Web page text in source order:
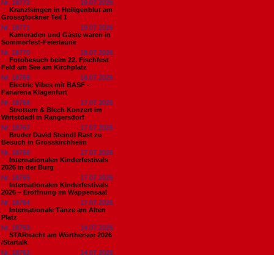
Nr. 18772
19.07.2026
Kranzlsingen in Heiligenblut am
Grossglockner Teil 1
Nr. 18771
19.07.2026
Kameraden und Gäste waren in
Sommerfest-Feierlaune
Nr. 18770
18.07.2026
Fotobesuch beim 22. Fischfest
Feld am See am Kirchplatz
Nr. 18769
18.07.2026
Electric Vibes mit BASF -
Fanarena Klagenfurt
Nr. 18768
17.07.2026
Strottern & Blech Konzert im
Wirtstdadl in Rangersdorf
Nr. 18767
17.07.2026
Bruder David Steindl Rast zu
Besuch in Grosskirchheim
Nr. 18766
17.07.2026
Internationalen Kinderfestivals
2026 in der Burg
Nr. 18765
17.07.2026
Internationalen Kinderfestivals
2026 – Eröffnung im Wappensaal
Nr. 18764
17.07.2026
Internationale Tänze am Alten
Platz
Nr. 18763
14.07.2026
STARnacht am Wörthersee 2026
/Startalk
Nr. 18762
14.07.2026